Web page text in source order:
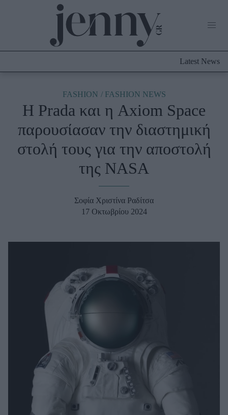
Culture
Fashion
Shopping
Styling Tips
Σχέσεις & Σεξ
Woman Power
Parenting
Working Girl
Real Women
Latest News
FASHION FASHION NEWS
Η Prada και η Axiom Space
παρουσίασαν την διαστημική
στολή τους για την αποστολή
της NASA
Σοφία Χριστίνα Ραδίτσα
17 Οκτωβρίου 2024